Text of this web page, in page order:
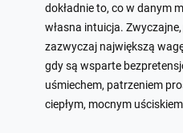
dokładnie to, co w danym
własna intuicja.
zazwyczaj największą
gdy są wsparte
uśmiechem, patrzeniem
ciepłym, mocnym